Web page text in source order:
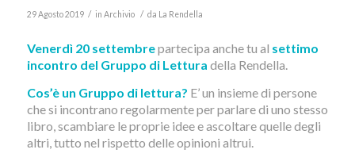
29 Agosto 2019 / in Archivio / da La Rendella
Venerdì 20 settembrepartecipa anche tu al settimo
incontro del Gruppo di Lettura della Rendella.
Cos’è un Gruppo di lettura? E’ un insieme di persone
che si incontrano regolarmente per parlare di uno stesso
libro, scambiare le proprie idee e ascoltare quelle degli
altri, tutto nel rispetto delle opinioni altrui.